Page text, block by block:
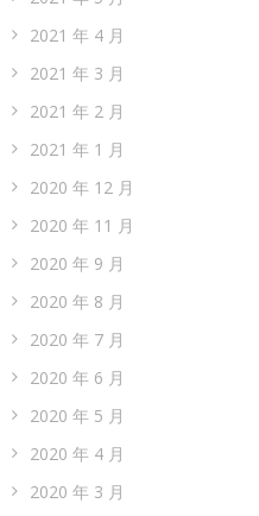
2021 年 4 月
2021 年 3 月
2021 年 2 月
2021 年 1 月
2020 年 12 月
2020 年 11 月
2020 年 9 月
2020 年 8 月
2020 年 7 月
2020 年 6 月
2020 年 5 月
2020 年 4 月
2020 年 3 月